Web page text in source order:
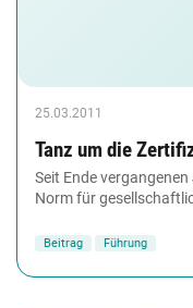
25.03.2011
Tanz um die
Seit Ende
Norm für
Beitrag Führung